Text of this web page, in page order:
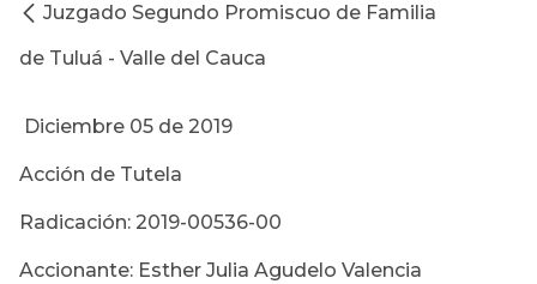
Juzgado Segundo Promiscuo de Familia
de Tuluá - Valle del Cauca
Diciembre 05 de 2019
Acción de Tutela
Radicación: 2019-00536-00
Accionante: Esther Julia Agudelo Valencia